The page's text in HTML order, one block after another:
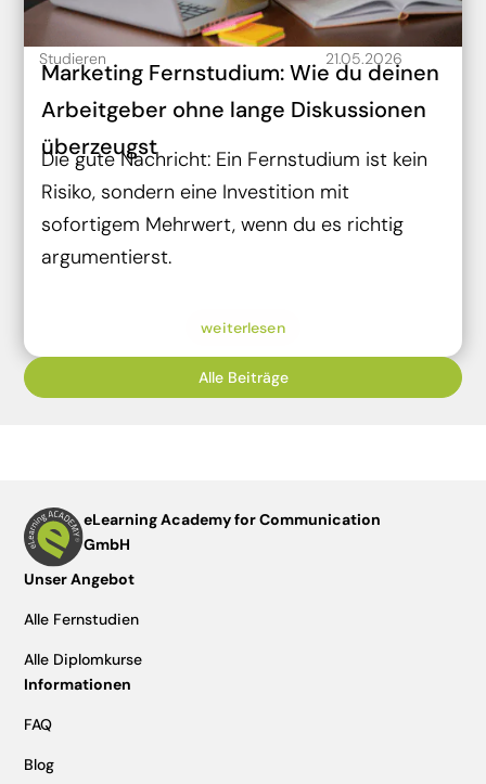
Studieren 21.05.2026
Marketing Fernstudium: Wie du deinen
Arbeitgeber ohne lange Diskussionen
überzeugst
Die gute Nachricht: Ein Fernstudium ist kein
Risiko, sondern eine Investition mit
sofortigem Mehrwert, wenn du es richtig
argumentierst.
weiterlesen
Alle Beiträge
eLearning Academy for Communication
GmbH
Unser Angebot
Alle Fernstudien
Alle Diplomkurse
Informationen
FAQ
Blog